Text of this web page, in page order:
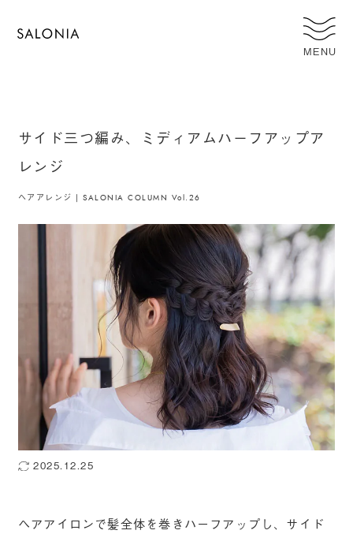
MENU
サイド三つ編み、ミディアムハーフアップア
レンジ
ヘアアレンジ | SALONIA COLUMN Vol.26
2025.12.25
ヘアアイロンで髪全体を巻きハーフアップし、サイド